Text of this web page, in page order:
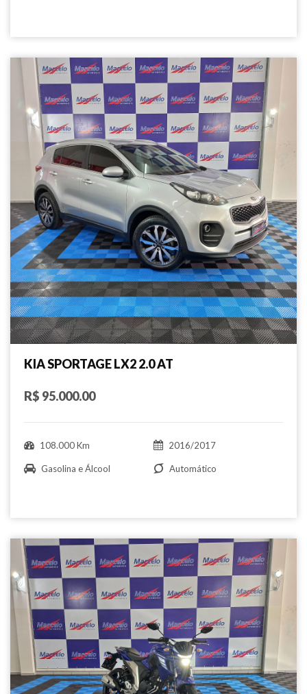
KIA SPORTAGE LX2 2.0 AT
R$ 95.000.00
108.000 Km 2016/2017
Gasolina e Álcool Automático